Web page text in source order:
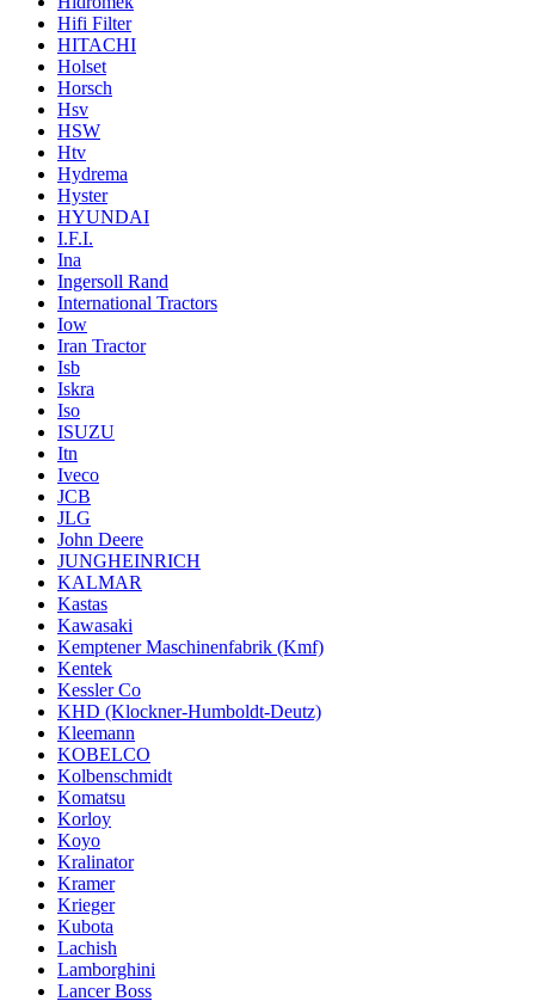
Hifi Filter
HITACHI
Holset
Horsch
Hsv
HSW
Htv
Hydrema
Hyster
HYUNDAI
I.F.I.
Ina
Ingersoll Rand
International Tractors
Iow
Iran Tractor
Isb
Iskra
Iso
ISUZU
Itn
Iveco
JCB
JLG
John Deere
JUNGHEINRICH
KALMAR
Kastas
Kawasaki
Kemptener Maschinenfabrik (Kmf)
Kentek
Kessler Co
KHD (Klockner-Humboldt-Deutz)
Kleemann
KOBELCO
Kolbenschmidt
Komatsu
Korloy
Koyo
Kralinator
Kramer
Krieger
Kubota
Lachish
Lamborghini
Lancer Boss